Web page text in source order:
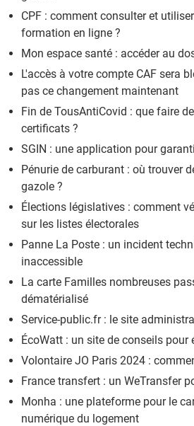
CPF : comment consulter et
formation en ligne ?
Mon espace santé : accéder au
L'accès à votre compte CAF sera
pas ce changement maintenant
Fin de TousAntiCovid : que faire
certificats ?
SGIN : une application pour
Pénurie de carburant : où trouver
gazole ?
Élections législatives : comment
sur les listes électorales
Panne La Poste : un incident
inaccessible
La carte Familles nombreuses
dématérialisé
Service-public.fr : le site
ÉcoWatt : un site de conseils
Volontaire JO Paris 2024 :
France transfert : un WeTransfer
Monha : une plateforme pour le
numérique du logement